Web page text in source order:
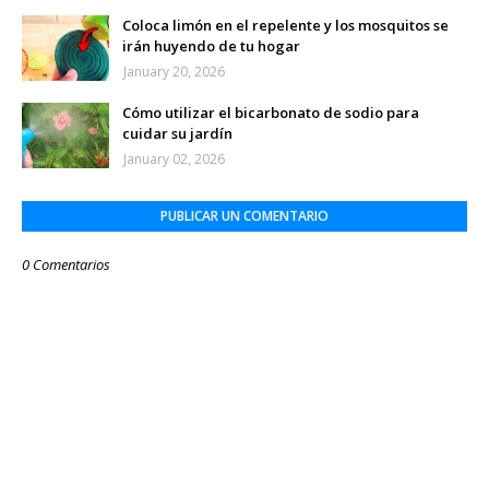
Coloca limón en el repelente y los mosquitos se
irán huyendo de tu hogar
January 20, 2026
Cómo utilizar el bicarbonato de sodio para
cuidar su jardín
January 02, 2026
PUBLICAR UN COMENTARIO
0 Comentarios